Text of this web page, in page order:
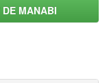
MANABI